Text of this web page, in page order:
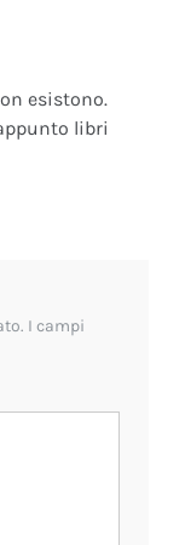
esistono.
libri
I campi